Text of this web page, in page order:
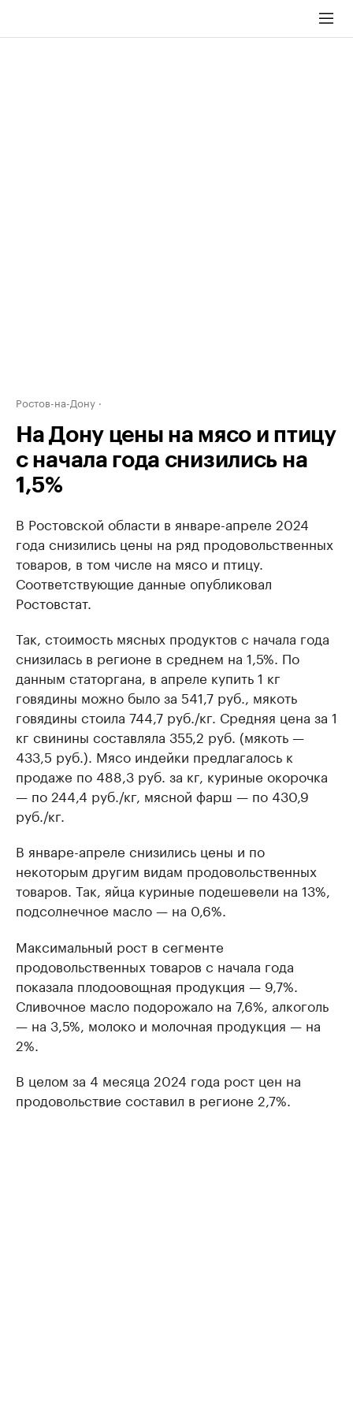
Ростов-на-Дону
На Дону цены на мясо и птицу
с начала года снизились на
1,5%
В Ростовской области в январе-апреле 2024
года снизились цены на ряд продовольственных
товаров, в том числе на мясо и птицу.
Соответствующие данные опубликовал
Ростовстат.
Так, стоимость мясных продуктов с начала года
снизилась в регионе в среднем на 1,5%. По
данным статоргана, в апреле купить 1 кг
говядины можно было за 541,7 руб., мякоть
говядины стоила 744,7 руб./кг. Средняя цена за 1
кг свинины составляла 355,2 руб. (мякоть —
433,5 руб.). Мясо индейки предлагалось к
продаже по 488,3 руб. за кг, куриные окорочка
— по 244,4 руб./кг, мясной фарш — по 430,9
руб./кг.
В январе-апреле снизились цены и по
некоторым другим видам продовольственных
товаров. Так, яйца куриные подешевели на 13%,
подсолнечное масло — на 0,6%.
Максимальный рост в сегменте
продовольственных товаров с начала года
показала плодоовощная продукция — 9,7%.
Сливочное масло подорожало на 7,6%, алкоголь
— на 3,5%, молоко и молочная продукция — на
2%.
В целом за 4 месяца 2024 года рост цен на
продовольствие составил в регионе 2,7%.